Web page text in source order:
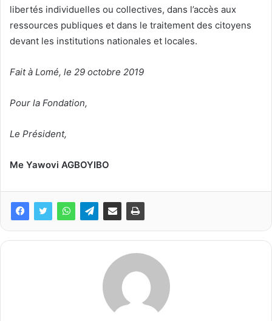
libertés individuelles ou collectives, dans l’accès aux
ressources publiques et dans le traitement des citoyens
devant les institutions nationales et locales.
Fait à Lomé, le 29 octobre 2019
Pour la Fondation,
Le Président,
Me Yawovi AGBOYIBO